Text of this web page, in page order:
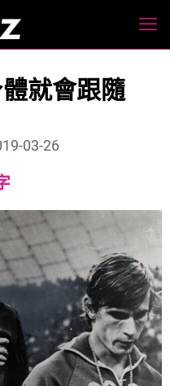
就會跟隨
03-26
Increase
size.